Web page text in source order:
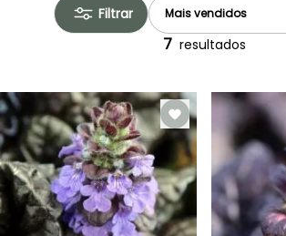
Filtrar
7 resultados